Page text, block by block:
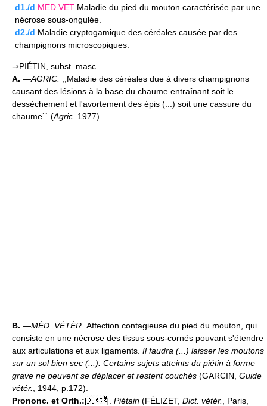
d1./d MED VET Maladie du pied du mouton caractérisée par une
nécrose sous-ongulée.
d2./d Maladie cryptogamique des céréales causée par des
champignons microscopiques.
⇒PIÉTIN, subst. masc.
A. —AGRIC.
,,Maladie des céréales due à divers champignons
causant des lésions à la base du chaume entraînant soit le
dessèchement et l'avortement des épis (...) soit une cassure du
chaume`` (Agric. 1977).
B. —MÉD. VÉTÉR. Affection contagieuse du pied du mouton, qui
consiste en une nécrose des tissus sous-cornés pouvant s'étendre
aux articulations et aux ligaments. Il faudra (...) laisser les moutons
sur un sol bien sec (...). Certains sujets atteints du piétin à forme
grave ne peuvent se déplacer et restent couchés (GARCIN, Guide
vétér.
, 1944, p.172).
Prononc. et Orth.:[ ]. Piétain (FÉLIZET, Dict. vétér.
, Paris,